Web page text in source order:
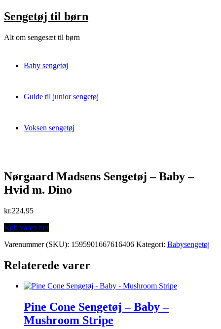
Skip
to
Sengetøj til børn
Alt om sengesæt til børn
Baby sengetøj
Guide til junior sengetøj
Voksen sengetøj
Nørgaard Madsens Sengetøj – Baby –
Hvid m. Dino
kr.224,95
Køb varen her
Varenummer (SKU): 1595901667616406 Kategori: Babysengetøj
Relaterede varer
Pine Cone Sengetøj – Baby –
Mushroom Stripe